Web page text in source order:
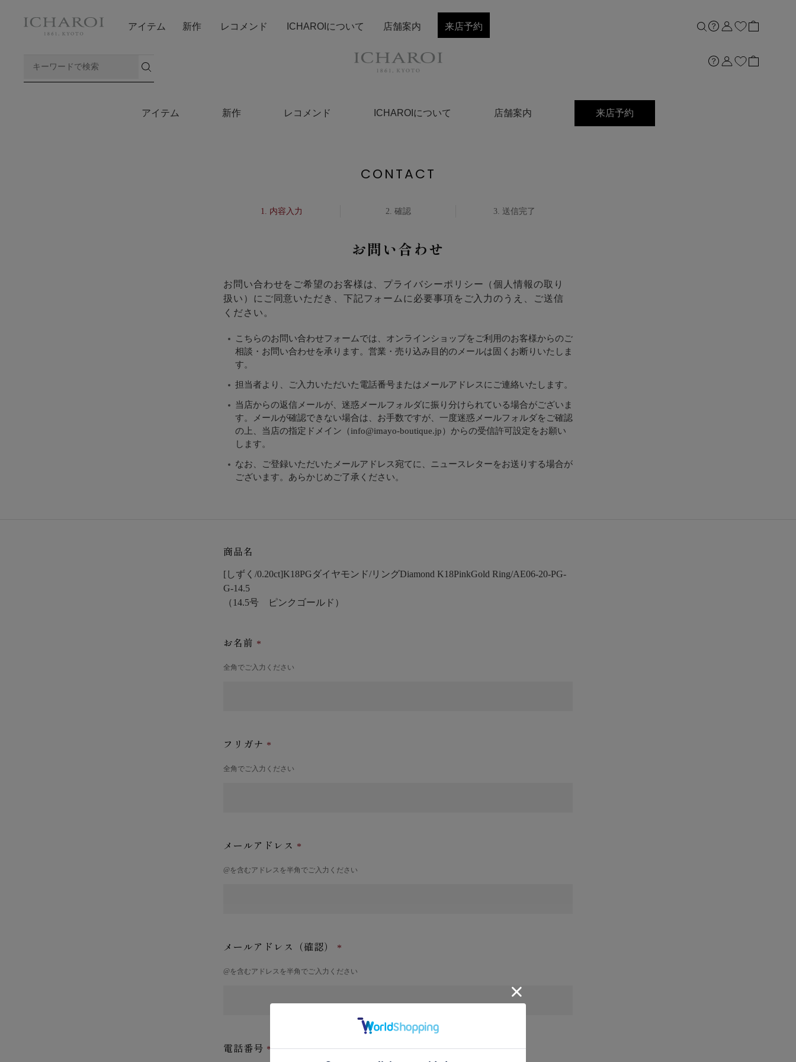
店舗案内
アイテム 新作 レコメンド ICHAROIについて 店舗案内 来店予約
アイテム 新作 レコメンド ICHAROIについて 店舗案内 来店予約
CONTACT
内容入力 確認 送信完了
お問い合わせ
お問い合わせをご希望のお客様は、 プライバシーポリシー （個人情報の取り
扱い）にご同意いただき、下記フォームに必要事項をご入力のうえ、ご送信
ください。
こちらのお問い合わせフォームでは、オンラインショップをご利用のお客様からのご
相談・お問い合わせを承ります。営業・売り込み目的のメールは固くお断りいたしま
す。
担当者より、ご入力いただいた電話番号またはメールアドレスにご連絡いたします。
当店からの返信メールが、迷惑メールフォルダに振り分けられている場合がございま
す。メールが確認できない場合は、お手数ですが、一度迷惑メールフォルダをご確認
の上、当店の指定ドメイン（info@imayo-boutique.jp）からの受信許可設定をお願い
します。
なお、ご登録いただいたメールアドレス宛てに、ニュースレターをお送りする場合が
ございます。あらかじめご了承ください。
商品名
[しずく/0.20ct]K18PGダイヤモンド/リングDiamond K18PinkGold Ring/AE06-20-PG-
G-14.5
（14.5号 ピンクゴールド）
お名前
全角でご入力ください
フリガナ
全角でご入力ください
メールアドレス
@を含むアドレスを半角でご入力ください
メールアドレス（確認）
@を含むアドレスを半角でご入力ください
電話番号